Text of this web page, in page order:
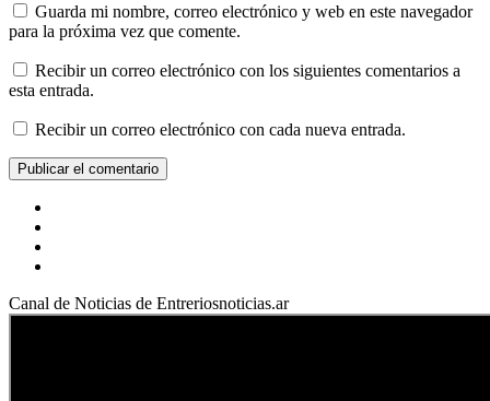
Guarda mi nombre, correo electrónico y web en este navegador
para la próxima vez que comente.
Recibir un correo electrónico con los siguientes comentarios a
esta entrada.
Recibir un correo electrónico con cada nueva entrada.
Canal de Noticias de Entreriosnoticias.ar